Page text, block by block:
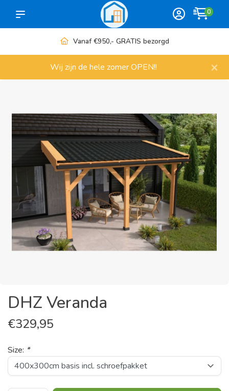
0
Meer dan 1000 artikelen
Wij zijn de hele zomer OPEN!! ×
DHZ Veranda
€329,95
Size: *